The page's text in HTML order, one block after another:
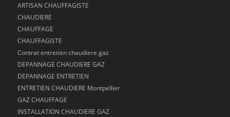
ARTISAN CHAUFFAGISTE
CHAUDIERE
CHAUFFAGE
CHAUFFAGISTE
Contrat entretien chaudiere gaz
DEPANNAGE CHAUDIERE GAZ
DEPANNAGE ENTRETIEN
ENTRETIEN CHAUDIERE Montpellier
GAZ CHAUFFAGE
INSTALLATION CHAUDIERE GAZ